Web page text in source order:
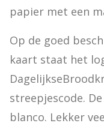
papier met een
Op de goed
kaart staat het
streepjescode.
blanco. Lekker